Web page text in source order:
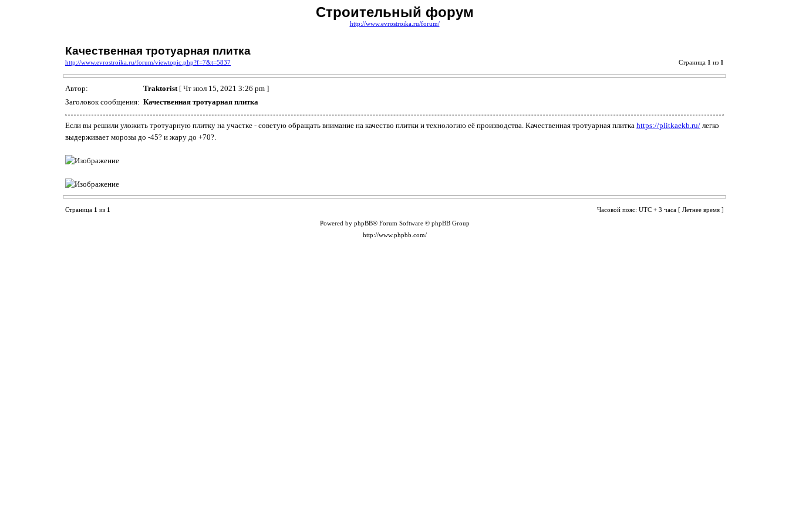
Строительный форум
http://www.evrostroika.ru/forum/
Качественная тротуарная плитка
http://www.evrostroika.ru/forum/viewtopic.php?f=7&t=5837 Страница 1 из 1
Автор: Traktorist[ Чт июл 15, 2021 3:26 pm ]
Заголовок сообщения: Качественная тротуарная плитка
Если вы решили уложить тротуарную плитку на участке - советую обращать внимание на качество плитки и технологию её производства. Качественная тротуарная плитка https://plitkaekb.ru/ легко
выдерживает морозы до -45? и жару до +70?.
Страница 1 из 1 Часовой пояс: UTC + 3 часа [ Летнее время ]
Powered by phpBB® Forum Software © phpBB Group
http://www.phpbb.com/